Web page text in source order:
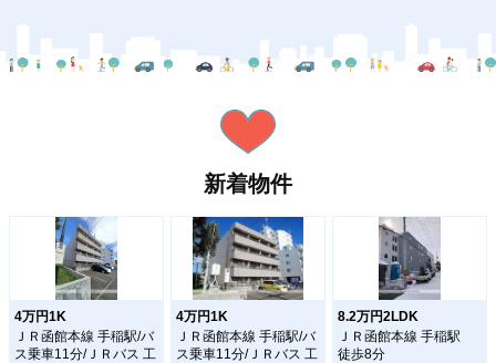
新着物件
4万円1K
ＪＲ函館本線 手稲駅/バ
ス乗車11分/ＪＲバス 工
4万円1K
ＪＲ函館本線 手稲駅/バ
ス乗車11分/ＪＲバス 工
8.2万円2LDK
ＪＲ函館本線 手稲駅
徒歩8分